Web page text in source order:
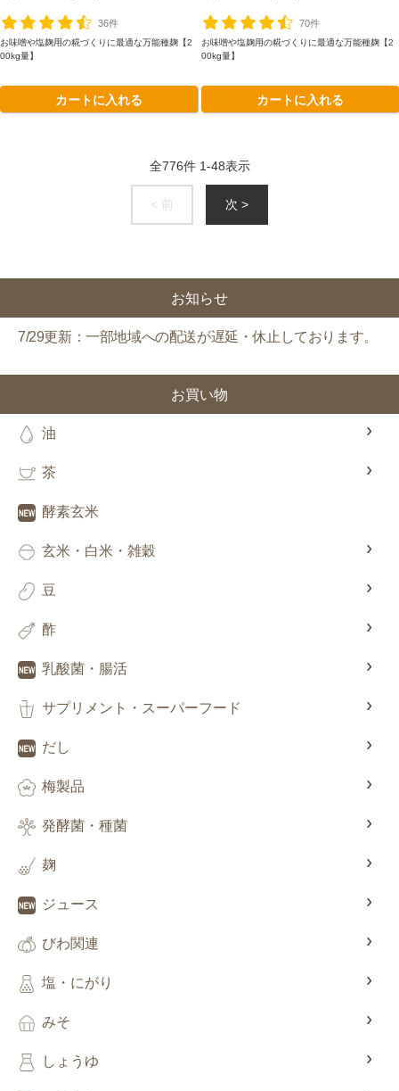
36件
お味噌や塩麹用の糀づくりに最適な万能種麹【2
00kg量】
カートに入れる
70件
お味噌や塩麹用の糀づくりに最適な万能種麹【2
00kg量】
カートに入れる
全776件 1-48表示
< 前 次 >
お知らせ
7/29更新：一部地域への配送が遅延・休止しております。
お買い物
油
茶
酵素玄米
玄米・白米・雑穀
豆
酢
乳酸菌・腸活
サプリメント・スーパーフード
だし
梅製品
発酵菌・種菌
麹
ジュース
びわ関連
塩・にがり
みそ
しょうゆ